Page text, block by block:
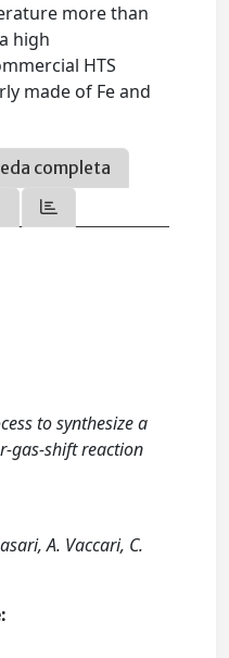
more than
high
HTS
made of Fe and
completa
to synthesize a
gas-shift reaction
A. Vaccari, C.